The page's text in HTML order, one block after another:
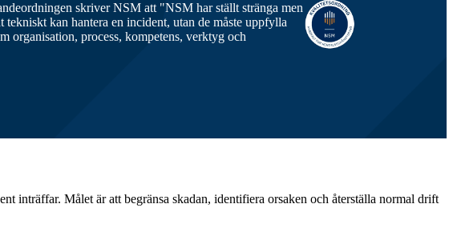
skriver NSM att "NSM har ställt stränga men
kan hantera en incident, utan de måste uppfylla
organisation, process, kompetens, verktyg och
inträffar. Målet är att begränsa skadan, identifiera orsaken och återställa normal drift